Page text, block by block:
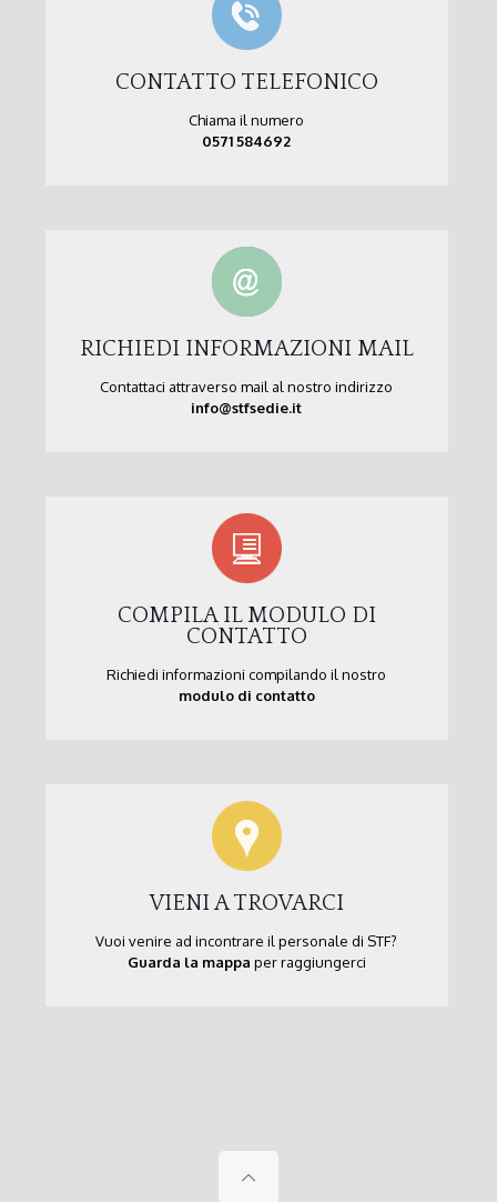
CONTATTO TELEFONICO
Chiama il numero
0571 584692
RICHIEDI INFORMAZIONI MAIL
Contattaci attraverso mail al nostro indirizzo
info@stfsedie.it
COMPILA IL MODULO DI
CONTATTO
Richiedi informazioni compilando il nostro
modulo di contatto
VIENI A TROVARCI
Vuoi venire ad incontrare il personale di STF?
Guarda la mappa per raggiungerci